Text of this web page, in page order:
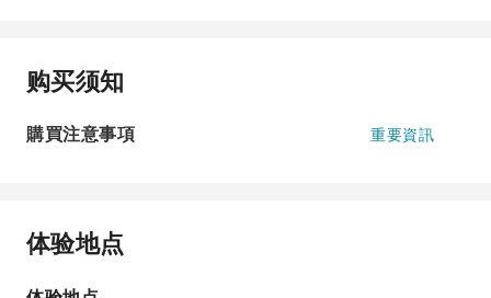
购买须知
購買注意事項 重要資訊
体验地点